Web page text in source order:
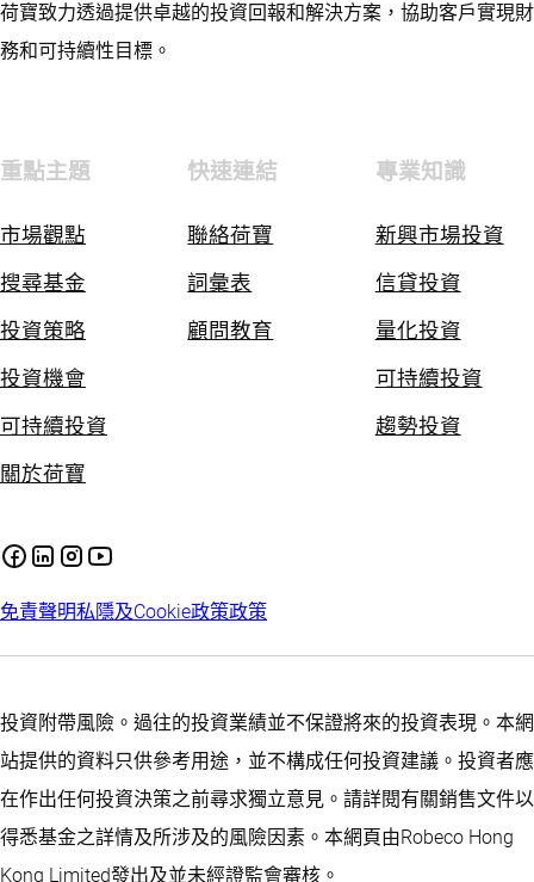
荷寶致力透過提供卓越的投資回報和解決方案，協助客戶實現財
務和可持續性目標。
重點主題
市場觀點
搜尋基金
投資策略
投資機會
可持續投資
關於荷寶
快速連結
聯絡荷寶
詞彙表
顧問教育
專業知識
新興市場投資
信貸投資
量化投資
可持續投資
趨勢投資
免責聲明私隱及Cookie政策政策
投資附帶風險。過往的投資業績並不保證將來的投資表現。本網
站提供的資料只供參考用途，並不構成任何投資建議。投資者應
在作出任何投資決策之前尋求獨立意見。請詳閱有關銷售文件以
得悉基金之詳情及所涉及的風險因素。本網頁由Robeco Hong
Kong Limited發出及並未經證監會審核。